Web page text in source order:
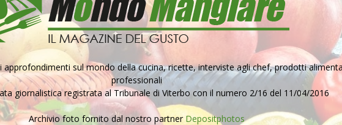
approfondimenti sul mondo della cucina, ricette, interviste agli chef, prodotti
professionali
giornalistica registrata al Tribunale di Viterbo con il numero 2/16 del 11/04/2016
Archivio foto fornito dal nostro partner Depositphotos